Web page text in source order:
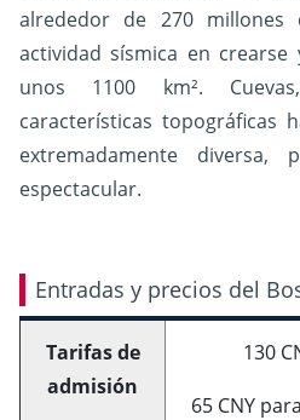
alrededor de 270
actividad sísmica en
unos 1100 km².
características topográficas
extremadamente
espectacular.
Entradas y precios del
Tarifas de
admisión
130
65 CNY